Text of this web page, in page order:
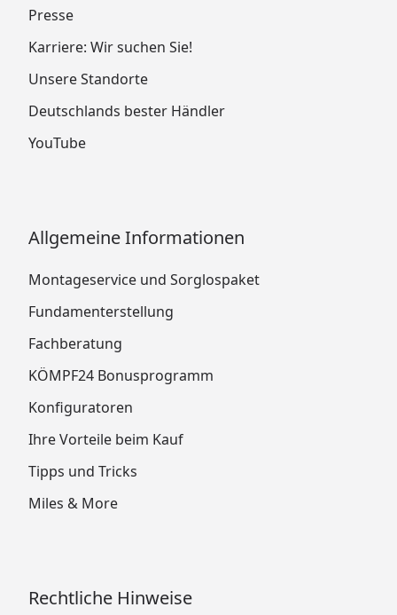
Presse
Karriere: Wir suchen Sie!
Unsere Standorte
Deutschlands bester Händler
YouTube
Allgemeine Informationen
Montageservice und Sorglospaket
Fundamenterstellung
Fachberatung
KÖMPF24 Bonusprogramm
Konfiguratoren
Ihre Vorteile beim Kauf
Tipps und Tricks
Miles & More
Rechtliche Hinweise